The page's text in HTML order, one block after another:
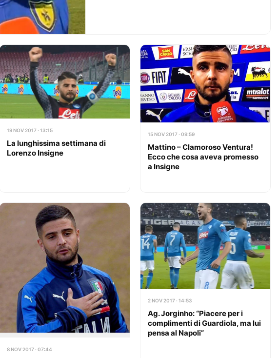
19 NOV 2017 · 13:15
La lunghissima settimana di
Lorenzo Insigne
15 NOV 2017 · 09:59
Mattino – Clamoroso Ventura!
Ecco che cosa aveva promesso
a Insigne
8 NOV 2017 · 07:44
2 NOV 2017 · 14:53
Ag. Jorginho: “Piacere per i
complimenti di Guardiola, ma lui
pensa al Napoli”